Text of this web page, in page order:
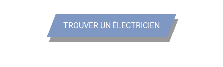
TROUVER UN ÉLECTRICIEN